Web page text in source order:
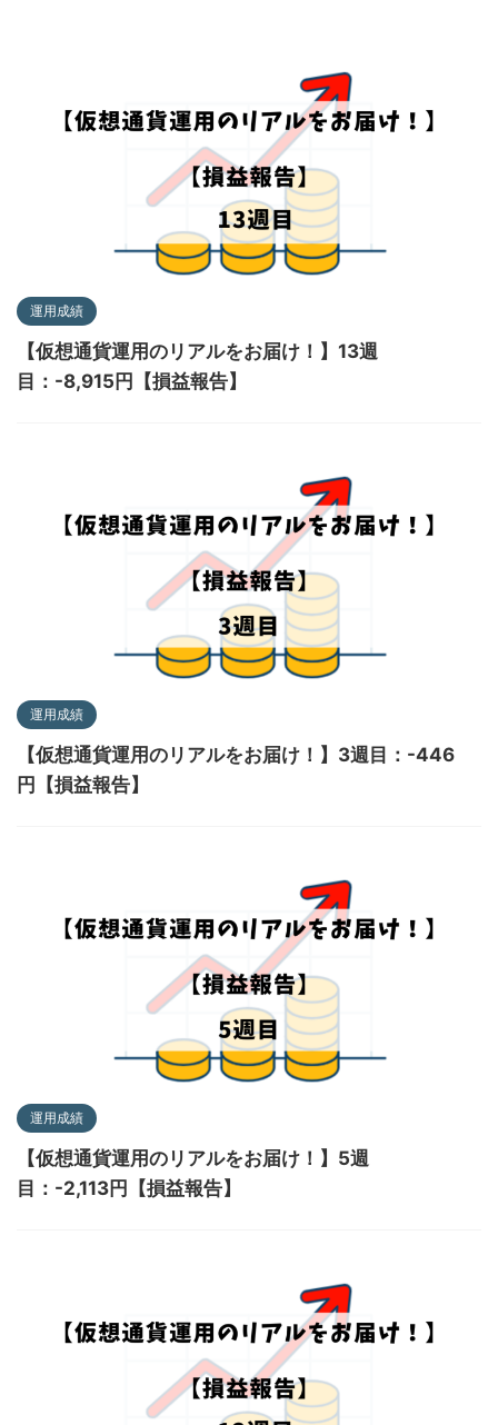
運用成績
【仮想通貨運用のリアルをお届け！】13週
目：-8,915円【損益報告】
運用成績
【仮想通貨運用のリアルをお届け！】3週目：-446
円【損益報告】
運用成績
【仮想通貨運用のリアルをお届け！】5週
目：-2,113円【損益報告】